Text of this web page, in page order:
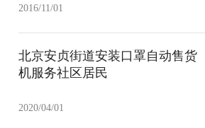
2016/11/01
北京安贞街道安装口罩自动售货
机服务社区居民
2020/04/01